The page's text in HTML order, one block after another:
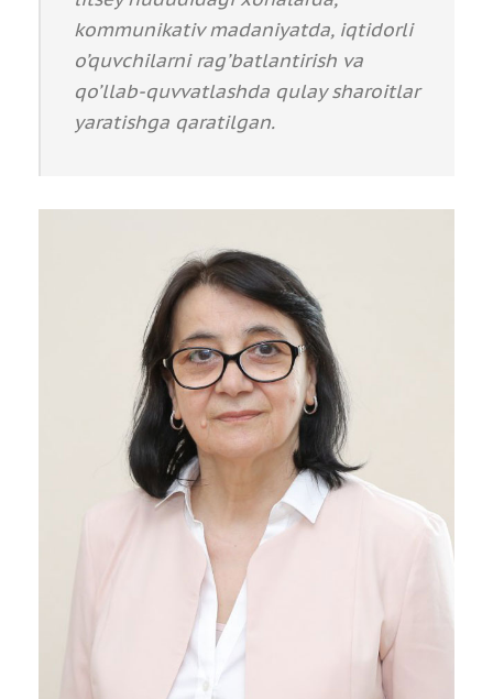
kommunikativ madaniyatda, iqtidorli
o’quvchilarni rag’batlantirish va
qo’llab-quvvatlashda qulay sharoitlar
yaratishga qaratilgan.